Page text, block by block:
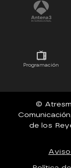
Programación
©
de los